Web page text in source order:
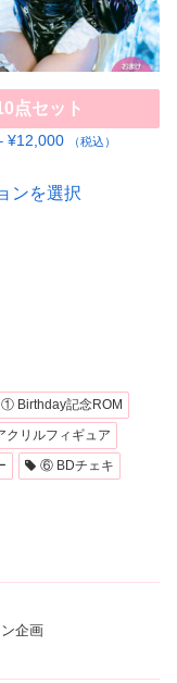
点セット
¥12,000価
帯:
（税込）
ンを選択
の
数
の
バ
リ
① Birthday記念ROM
リルフィギュア
⑥ BDチェキ
企画